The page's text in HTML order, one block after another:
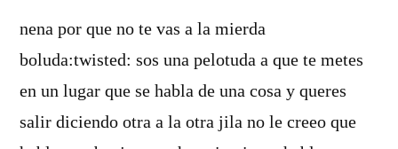
nena por que no te vas a la mierda
boluda:twisted: sos una pelotuda a que te metes
en un lugar que se habla de una cosa y queres
salir diciendo otra a la otra jila no le creeo que